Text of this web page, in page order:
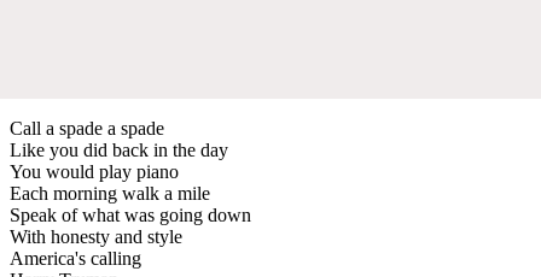
Call a spade a spade
Like you did back in the day
You would play piano
Each morning walk a mile
Speak of what was going down
With honesty and style
America's calling